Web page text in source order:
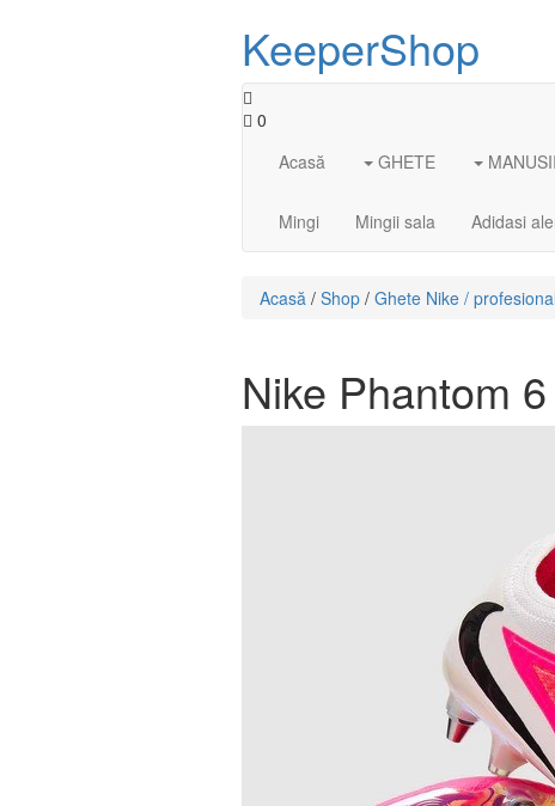
KeeperShop
0
Acasă
GHETE
Mingi Mingii sala Adidasi
Acasă / Shop / Ghete Nike /
Nike Phantom